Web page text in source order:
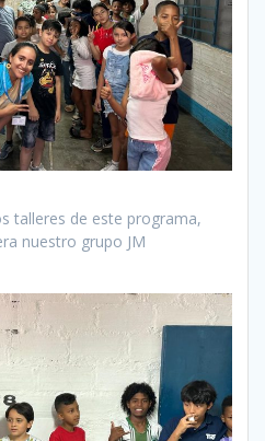
talleres de este programa,
nuestro grupo JM